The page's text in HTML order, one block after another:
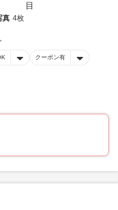
真 4枚
クーポン有